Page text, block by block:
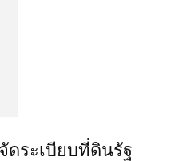
ดระเบียบที่ดินรัฐ